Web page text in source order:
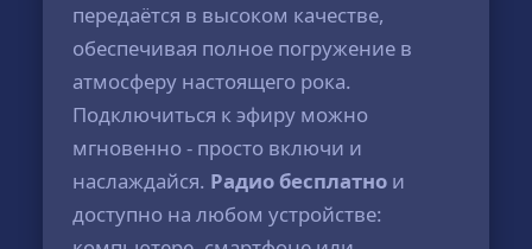
передаётся в высоком качестве,
обеспечивая полное погружение в
атмосферу настоящего рока.
Подключиться к эфиру можно
мгновенно - просто включи и
наслаждайся. Радио бесплатно и
доступно на любом устройстве: